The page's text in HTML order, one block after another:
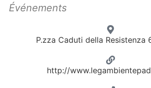
Événements
P.zza Caduti della Resistenza
http://